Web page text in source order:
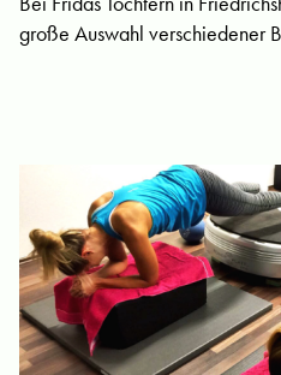
große Auswahl verschiedener